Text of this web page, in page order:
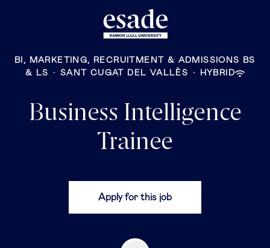
BI, MARKETING, RECRUITMENT & ADMISSIONS BS
& LS
· SANT CUGAT DEL VALLÈS · HYBRID
Business Intelligence
Trainee
Apply for this job